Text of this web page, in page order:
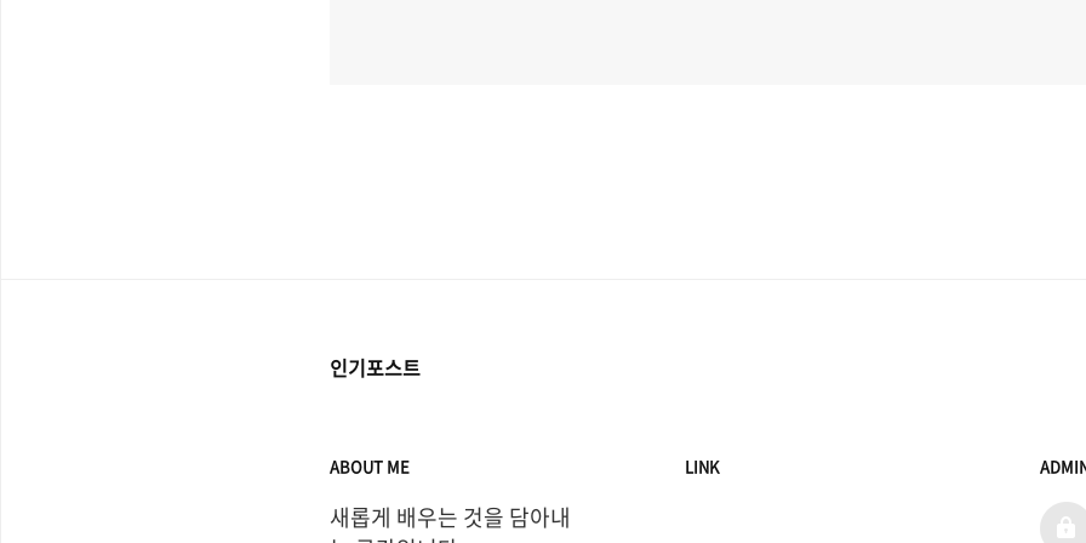
인기포스트
ABOUT ME
새롭게 배우는 것을 담아내
LINK